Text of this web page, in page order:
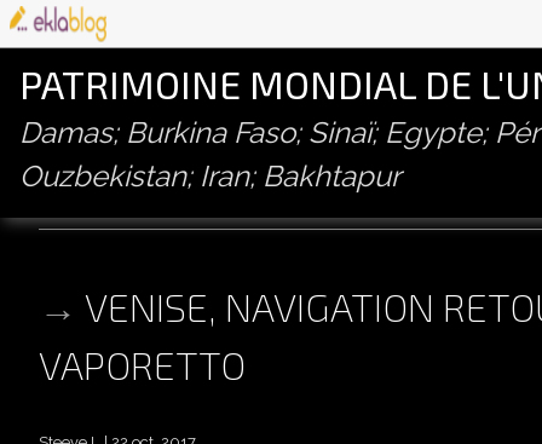
PATRIMOINE MONDIAL DE
Damas; Burkina Faso; Sinaï; Egypte;
Ouzbekistan; Iran; Bakhtapur
pont du rialto
VENISE, NAVIGATION
VAPORETTO